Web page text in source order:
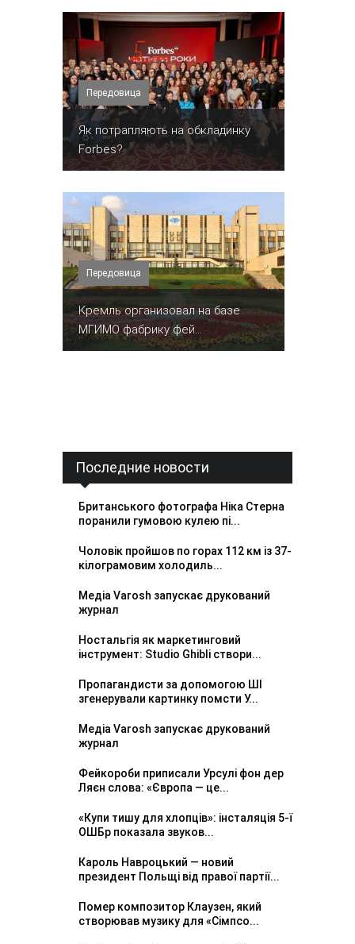
Передовица
​Як потрапляють на обкладинку
Forbes?
Передовица
Кремль организовал на базе
МГИМО фабрику фей...
Последние новости
Британського фотографа Ніка Стерна
поранили гумовою кулею пі...
Чоловік пройшов по горах 112 км із 37-
кілограмовим холодиль...
Медіа Varosh запускає друкований
журнал
Ностальгія як маркетинговий
інструмент: Studio Ghibli створи...
Пропагандисти за допомогою ШІ
згенерували картинку помсти У...
Медіа Varosh запускає друкований
журнал
Фейкороби приписали Урсулі фон дер
Ляєн слова: «Європа — це...
«Купи тишу для хлопців»: інсталяція 5-ї
ОШБр показала звуков...
Кароль Навроцький — новий
президент Польщі від правої партії...
Помер композитор Клаузен, який
створював музику для «Сімпсо...